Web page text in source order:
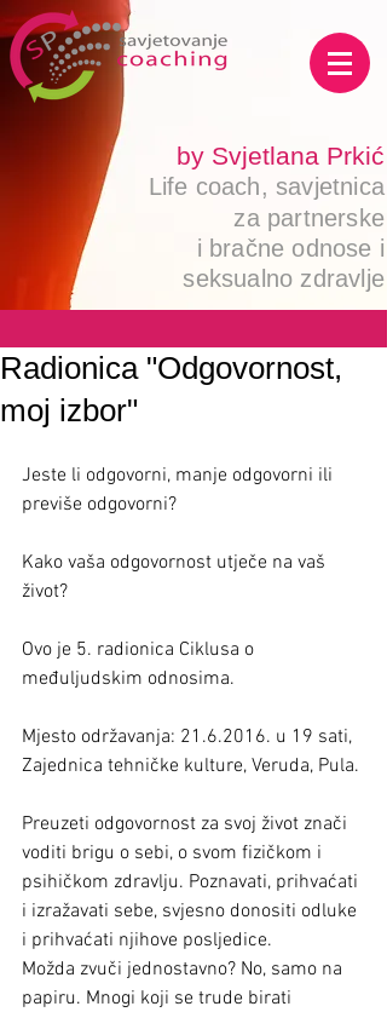
by Svjetlana Prkić
Life coach, savjetnica
za partnerske
i bračne odnose i
seksualno zdravlje
Radionica "Odgovornost,
moj izbor"
Jeste li odgovorni, manje odgovorni ili
previše odgovorni?
Kako vaša odgovornost utječe na vaš
život?
Ovo je 5. radionica Ciklusa o
međuljudskim odnosima.
Mjesto održavanja: 21.6.2016. u 19 sati,
Zajednica tehničke kulture, Veruda, Pula.
Preuzeti odgovornost za svoj život znači
voditi brigu o sebi, o svom fizičkom i
psihičkom zdravlju. Poznavati, prihvaćati
i izražavati sebe, svjesno donositi odluke
i prihvaćati njihove posljedice.
Možda zvuči jednostavno? No, samo na
papiru. Mnogi koji se trude birati